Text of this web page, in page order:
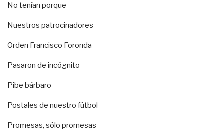
No tenían porque
Nuestros patrocinadores
Orden Francisco Foronda
Pasaron de incógnito
Pibe bárbaro
Postales de nuestro fútbol
Promesas, sólo promesas